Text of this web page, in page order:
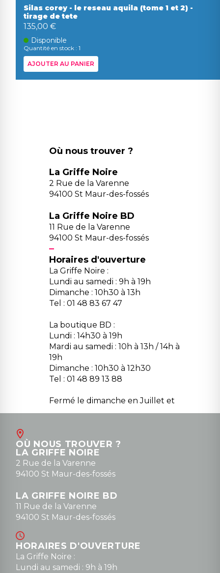
Silas corey - le reseau aquila (tome 1 et 2) -
tirage de tete
135,00 €
Disponible
Quantité en stock : 1
AJOUTER AU PANIER
Où nous trouver ?
La Griffe Noire
2 Rue de la Varenne
94100 St Maur-des-fossés
La Griffe Noire BD
11 Rue de la Varenne
94100 St Maur-des-fossés
Horaires d'ouverture
La Griffe Noire :
Lundi au samedi : 9h à 19h
Dimanche : 10h30 à 13h
Tel : 01 48 83 67 47
La boutique BD :
Lundi : 14h30 à 19h
Mardi au samedi : 10h à 13h / 14h à
19h
Dimanche : 10h30 à 12h30
Tel : 01 48 89 13 88
Fermé le dimanche en Juillet et
Août
contact@la-griffe-noire.com
0148836747
OÙ NOUS TROUVER ?
LA GRIFFE NOIRE
2 Rue de la Varenne
94100 St Maur-des-fossés
LA GRIFFE NOIRE BD
11 Rue de la Varenne
94100 St Maur-des-fossés
HORAIRES D'OUVERTURE
La Griffe Noire :
Lundi au samedi : 9h à 19h